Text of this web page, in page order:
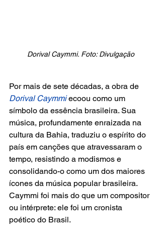
Dorival Caymmi. Foto: Divulgação
Por mais de sete décadas, a obra de
Dorival Caymmi ecoou como um
símbolo da essência brasileira. Sua
música, profundamente enraizada na
cultura da Bahia, traduziu o espírito do
país em canções que atravessaram o
tempo, resistindo a modismos e
consolidando-o como um dos maiores
ícones da música popular brasileira.
Caymmi foi mais do que um compositor
ou intérprete: ele foi um cronista
poético do Brasil.